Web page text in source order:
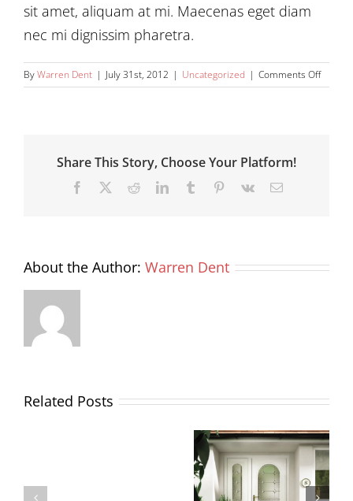
sit amet, aliquam at mi. Maecenas eget diam
nec mi dignissim pharetra.
ByWarren Dent | July 31st, 2012 | Uncategorized | Comments Offon
Donec
Share This Story, Choose Your Platform!
Facebook RedditLinkedInTumblr Pinterest
Vk Email
About the Author: Warren Dent
Related Posts